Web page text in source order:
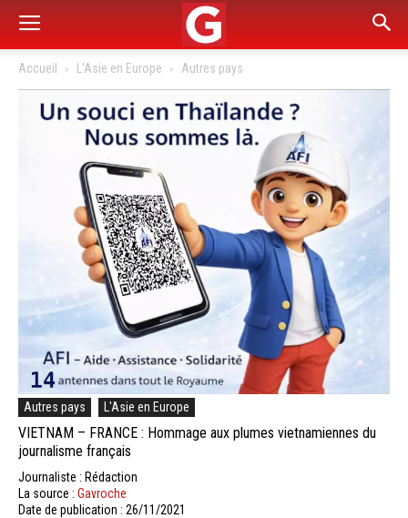
Accueil L'Asie en Europe Autres pays
Autres pays L'Asie en Europe
VIETNAM – FRANCE : Hommage aux plumes vietnamiennes du
journalisme français
Journaliste : Rédaction
La source : Gavroche
Date de publication : 26/11/2021